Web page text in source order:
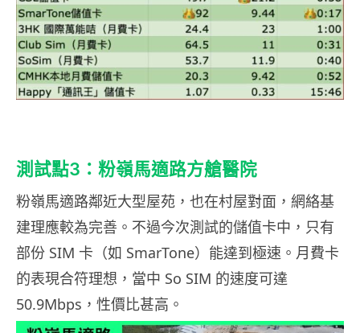
測試點3：粉嶺馬適路方艙醫院
粉嶺馬適路鄰近大型屋苑，也在村屋對面，網絡基
建理應較為完善。不過今次測試的儲值卡中，只有
部份 SIM 卡（如 SmarTone）能達到極速。月費卡
的表現合符理想，當中 So SIM 的速度可達
50.9Mbps，性價比甚高。